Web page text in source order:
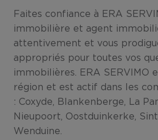
Faites confiance à ERA
immobilière et agent
attentivement et vous
appropriés pour toutes vos
immobilières. ERA SERVIMO
région et est actif dans les
: Coxyde, Blankenberge, La
Nieupoort, Oostduinkerke,
Wenduine.